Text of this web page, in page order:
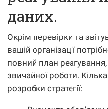
даних.
Окрім перевірки та
вашій організації
повний план
звичайної роботи.
розробки стратегії: